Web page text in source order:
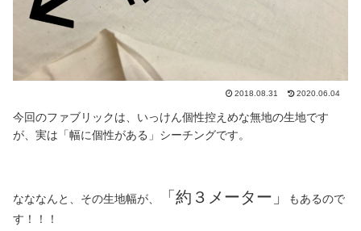
2018.08.31 2020.06.04
今回のファブリックは、いっけん個性控えめな無地の生地です
が、実は「幅に個性がある」シーチングです。
なななんと、その生地幅が、 「約３メーター」
もあるので
す！！！